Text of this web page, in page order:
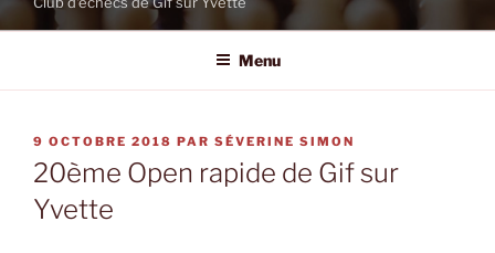
Menu
PUBLIÉ
LE
9 OCTOBRE 2018 PAR SÉVERINE SIMON
20ème Open rapide de Gif sur
Yvette